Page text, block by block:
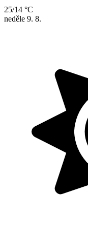
25/14 °C
neděle 9. 8.